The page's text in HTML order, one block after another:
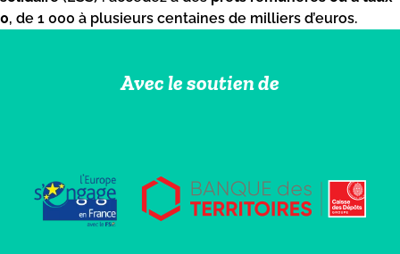
0, de 1 000 à plusieurs centaines de milliers d’euros.
Avec le soutien de